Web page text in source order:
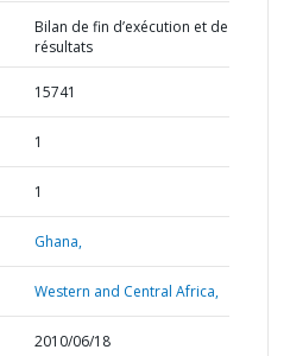
Bilan de fin d’exécution et de
résultats
15741
1
1
Ghana,
Western and Central Africa,
2010/06/18